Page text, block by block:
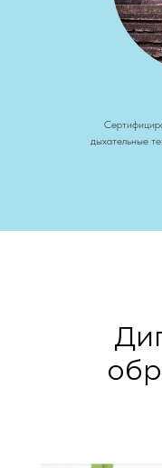
дыхательные